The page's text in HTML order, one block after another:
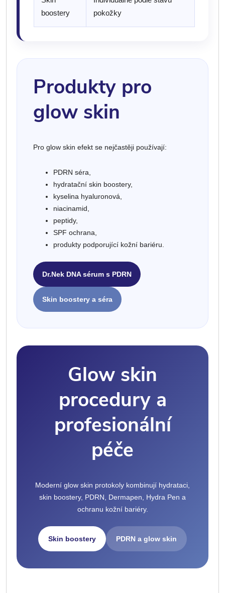
boostery
pokožky
Produkty pro
glow skin
Pro glow skin efekt se nejčastěji používají:
PDRN séra,
hydratační skin boostery,
kyselina hyaluronová,
niacinamid,
peptidy,
SPF ochrana,
produkty podporující kožní bariéru.
Dr.Nek DNA sérum s PDRN
Skin boostery a séra
Glow skin
procedury a
profesionální
péče
Moderní glow skin protokoly kombinují hydrataci,
skin boostery, PDRN, Dermapen, Hydra Pen a
ochranu kožní bariéry.
Skin boostery PDRN a glow skin